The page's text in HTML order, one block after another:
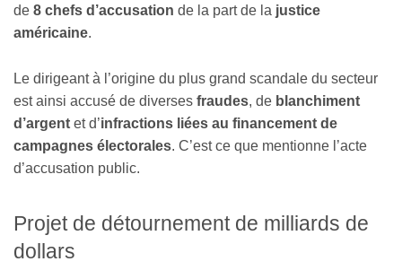
de 8 chefs d’accusation de la part de la justice
américaine.
Le dirigeant à l’origine du plus grand scandale du secteur
est ainsi accusé de diverses fraudes, de blanchiment
d’argent et d’infractions liées au financement de
campagnes électorales. C’est ce que mentionne l’acte
d’accusation public.
Projet de détournement de milliards de
dollars